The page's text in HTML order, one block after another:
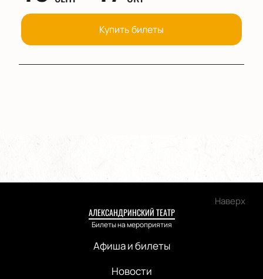
Купить билеты
Наверх
АЛЕКСАНДРИНСКИЙ ТЕАТР
Билеты на мероприятия
Афиша и билеты
Новости